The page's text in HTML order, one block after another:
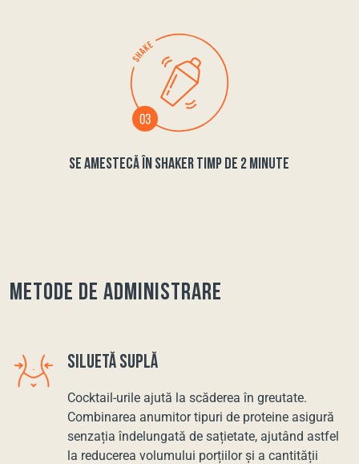
SE AMESTECĂ ÎN SHAKER TIMP DE 2 MINUTE
Metode de administrare
SILUETĂ SUPLĂ
Cocktail-urile ajută la scăderea în greutate.
Combinarea anumitor tipuri de proteine asigură
senzația îndelungată de sațietate, ajutând astfel
la reducerea volumului porțiilor și a cantității